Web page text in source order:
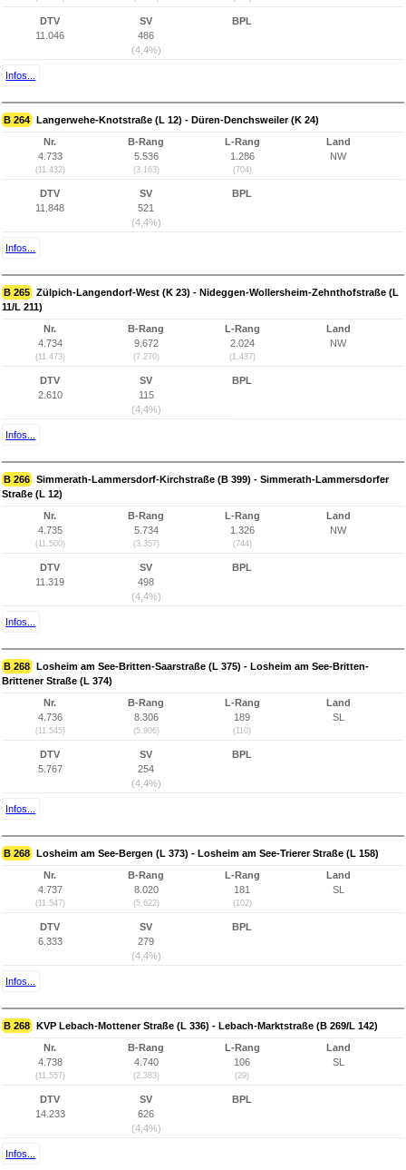
DTV
11.046
SV
486
(4,4%)
BPL
Infos...
B 264 Langerwehe-Knotstraße (L 12) - Düren-Denchsweiler (K 24)
Nr.
4.733
(11.432)
B-Rang
5.536
(3.163)
L-Rang
1.286
(704)
Land
NW
DTV
11.848
SV
521
(4,4%)
BPL
Infos...
B 265 Zülpich-Langendorf-West (K 23) - Nideggen-Wollersheim-Zehnthofstraße (L
11/L 211)
Nr.
4.734
(11.473)
B-Rang
9.672
(7.270)
L-Rang
2.024
(1.437)
Land
NW
DTV
2.610
SV
115
(4,4%)
BPL
Infos...
B 266 Simmerath-Lammersdorf-Kirchstraße (B 399) - Simmerath-Lammersdorfer
Straße (L 12)
Nr.
4.735
(11.500)
B-Rang
5.734
(3.357)
L-Rang
1.326
(744)
Land
NW
DTV
11.319
SV
498
(4,4%)
BPL
Infos...
B 268 Losheim am See-Britten-Saarstraße (L 375) - Losheim am See-Britten-
Brittener Straße (L 374)
Nr.
4.736
(11.545)
B-Rang
8.306
(5.906)
L-Rang
189
(110)
Land
SL
DTV
5.767
SV
254
(4,4%)
BPL
Infos...
B 268 Losheim am See-Bergen (L 373) - Losheim am See-Trierer Straße (L 158)
Nr.
4.737
(11.547)
B-Rang
8.020
(5.622)
L-Rang
181
(102)
Land
SL
DTV
6.333
SV
279
(4,4%)
BPL
Infos...
B 268 KVP Lebach-Mottener Straße (L 336) - Lebach-Marktstraße (B 269/L 142)
Nr.
4.738
(11.557)
B-Rang
4.740
(2.383)
L-Rang
106
(29)
Land
SL
DTV
14.233
SV
626
(4,4%)
BPL
Infos...